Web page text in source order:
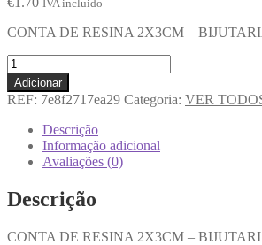
IVA incluido
CONTA DE RESINA 2X3CM –
Adicionar
REF: 7e8f2717ea29 Categoria: VER
Descrição
Informação adicional
Avaliações (0)
Descrição
CONTA DE RESINA 2X3CM –